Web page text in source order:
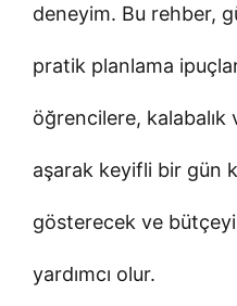
deneyim. Bu rehber,
pratik planlama
öğrencilere, kalabalık
aşarak keyifli bir gün
gösterecek ve
yardımcı olur.